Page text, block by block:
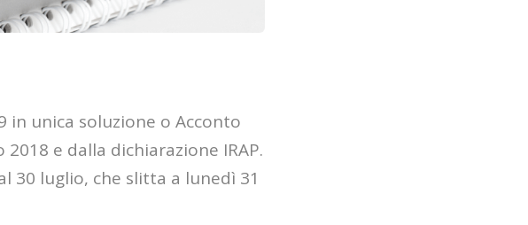
in unica soluzione o Acconto
e dalla dichiarazione IRAP.
30 luglio, che slitta a lunedì 31